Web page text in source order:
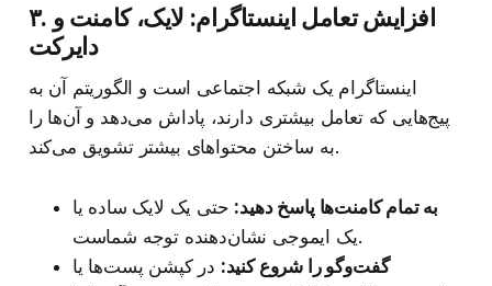
۳. افزایش تعامل اینستاگرام: لایک، کامنت و
دایرکت
اینستاگرام یک شبکه اجتماعی است و الگوریتم آن به
پیج‌هایی که تعامل بیشتری دارند، پاداش می‌دهد و آن‌ها را
به ساختن محتواهای بیشتر تشویق می‌کند.
به تمام کامنت‌ها پاسخ دهید: حتی یک لایک ساده یا
یک ایموجی نشان‌دهنده توجه شماست.
گفت‌وگو را شروع کنید: در کپشن پست‌ها یا